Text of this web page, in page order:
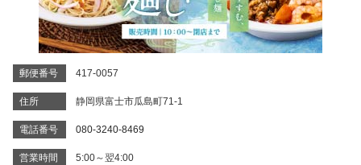
郵便番号 417-0057
住所 静岡県富士市瓜島町71-1
電話番号 080-3240-8469
営業時間
5:00～翌4:00